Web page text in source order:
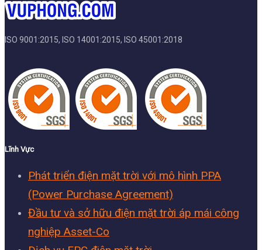
ISO 9001:2015, ISO 14001:2015, ISO 45001:2018
Lĩnh Vực
Phát triển điện mặt trời với mô hình PPA
(Power Purchase Agreement)
Đầu tư và sở hữu điện mặt trời áp mái công
nghiệp Asset-Co